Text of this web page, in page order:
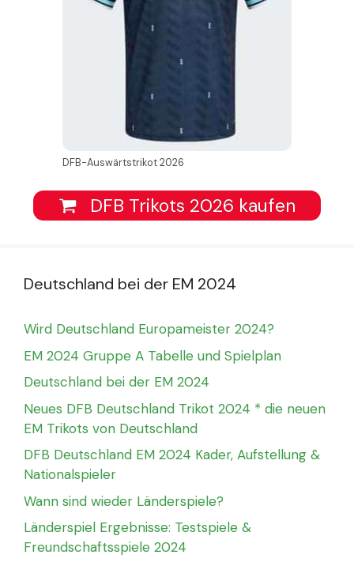
DFB-Auswärtstrikot 2026
DFB Trikots 2026 kaufen
Deutschland bei der EM 2024
Wird Deutschland Europameister 2024?
EM 2024 Gruppe A Tabelle und Spielplan
Deutschland bei der EM 2024
Neues DFB Deutschland Trikot 2024 * die neuen
EM Trikots von Deutschland
DFB Deutschland EM 2024 Kader, Aufstellung &
Nationalspieler
Wann sind wieder Länderspiele?
Länderspiel Ergebnisse: Testspiele &
Freundschaftsspiele 2024